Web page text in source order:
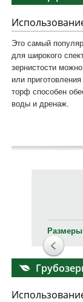
Это самый
для широкого
зернистости
или
торф способен
воды и дренаж.